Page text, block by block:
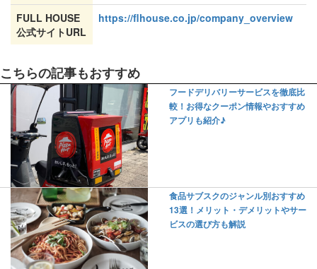
FULL HOUSE
公式サイトURL
https://flhouse.co.jp/company_overview
こちらの記事もおすすめ
フードデリバリーサービスを徹底比
較！お得なクーポン情報やおすすめ
アプリも紹介♪
食品サブスクのジャンル別おすすめ
13選！メリット・デメリットやサー
ビスの選び方も解説